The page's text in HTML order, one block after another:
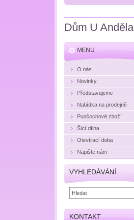
Dům U Anděla
MENU
O nás
Novinky
Představujeme
Nabídka na prodejně
Punčochové zboží
Šící dílna
Otevírací doba
Napište nám
VYHLEDÁVÁNÍ
KONTAKT